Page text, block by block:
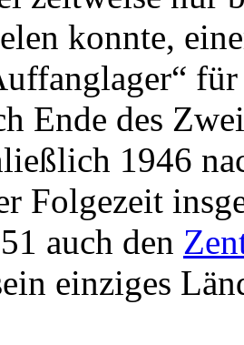
konnte,
Ende des
1946
Folgezeit
auch den
einziges